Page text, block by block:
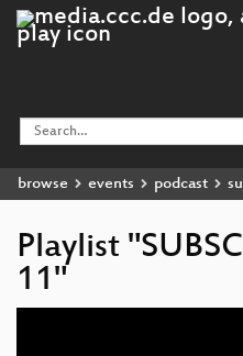
browse events podcast
Playlist
11"